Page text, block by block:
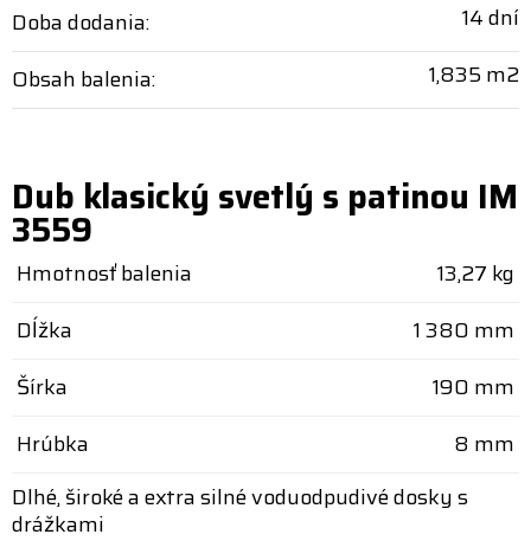
Doba dodania:
14 dní
Obsah balenia:
1,835 m2
Dub klasický svetlý s patinou IM
3559
Hmotnosť balenia
13,27 kg
Dĺžka
1 380 mm
Šírka
190 mm
Hrúbka
8 mm
Dlhé, široké a extra silné voduodpudivé dosky s
drážkami